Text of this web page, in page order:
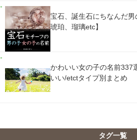
宝石、誕生石にちなんだ男
琥珀、瑠璃etc】
かわいい女の子の名前337
いい/etctタイプ別まとめ
タグ一覧